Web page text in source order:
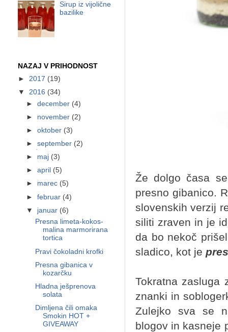
Že dolgo časa
presno gibanico.
slovenskih verzij
siliti zraven in je
da bo nekoč
sladico, kot je
Tokratna zasluga
znanki in
Zulejko sva se
blogov in kasneje
Sirup iz vijolične
bazilike
NAZAJ V PRIHODNOST
► 2017 (19)
▼ 2016 (34)
►december (4)
► november (2)
►oktober (3)
►september (2)
► maj (3)
►april (5)
► marec (5)
►februar (4)
▼ januar (6)
Presna limeta-kokos-
malina marmorirana
tortica
Pravi čokoladni krofki
Presna gibanica v
kozarčku
Hladna ješprenova
solata
Dimljena čili omaka
Smokin HOT +
GIVEAWAY